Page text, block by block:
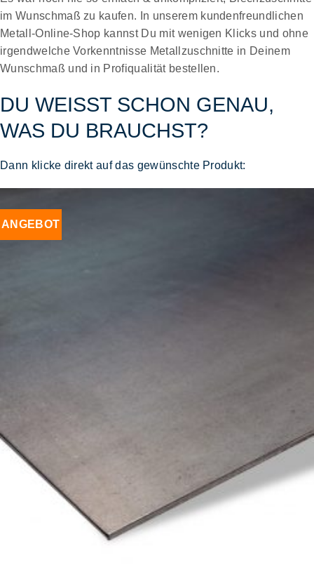
im Wunschmaß zu kaufen. In unserem kundenfreundlichen
Metall-Online-Shop kannst Du mit wenigen Klicks und ohne
irgendwelche Vorkenntnisse Metallzuschnitte in Deinem
Wunschmaß und in Profiqualität bestellen.
DU WEISST SCHON GENAU, W
AS DU BRAUCHST?
Dann klicke direkt auf das gewünschte Produkt:
ANGEBOT